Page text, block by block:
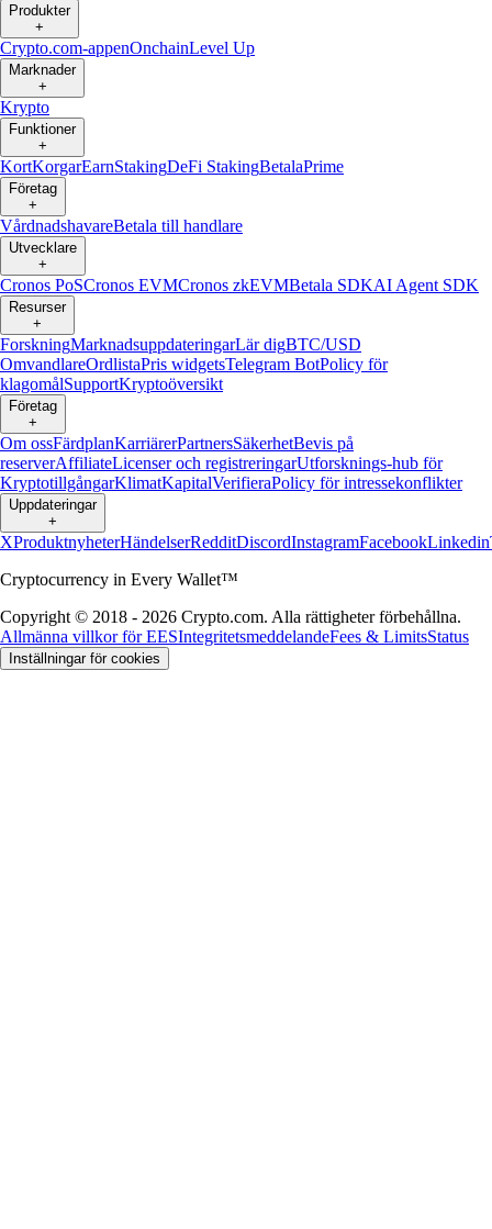
Produkter
+
Crypto.com-appenOnchainLevel Up
Marknader
+
Krypto
Funktioner
+
KortKorgarEarnStakingDeFi StakingBetalaPrime
Företag
+
VårdnadshavareBetala till handlare
Utvecklare
+
Cronos PoSCronos EVMCronos zkEVMBetala SDKAI Agent SDK
Resurser
+
ForskningMarknadsuppdateringarLär digBTC/USD
OmvandlareOrdlistaPris widgetsTelegram BotPolicy för
klagomålSupportKryptoöversikt
Företag
+
Om ossFärdplanKarriärerPartnersSäkerhetBevis på
reserverAffiliateLicenser och registreringarUtforsknings-hub för
KryptotillgångarKlimatKapitalVerifieraPolicy för intressekonflikter
Uppdateringar
+
XProduktnyheterHändelserRedditDiscordInstagramFacebookLinkedin
Cryptocurrency in Every Wallet™
Copyright © 2018 - 2026 Crypto.com. Alla rättigheter förbehållna.
Allmänna villkor för EESIntegritetsmeddelandeFees & LimitsStatus
Inställningar för cookies